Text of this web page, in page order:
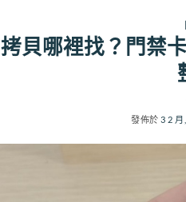
貝哪裡找？門禁
發佈於3 2